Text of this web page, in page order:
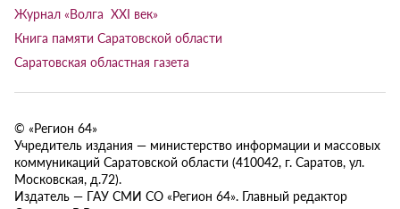
Журнал «Волга XXI век»
Книга памяти Саратовской области
Саратовская областная газета
© «Регион 64»
Учредитель издания — министерство информации и массовых
коммуникаций Саратовской области (410042, г. Саратов, ул.
Московская, д.72).
Издатель — ГАУ СМИ СО «Регион 64». Главный редактор